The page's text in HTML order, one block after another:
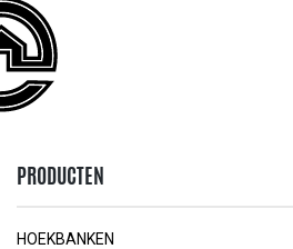
PRODUCTEN
HOEKBANKEN